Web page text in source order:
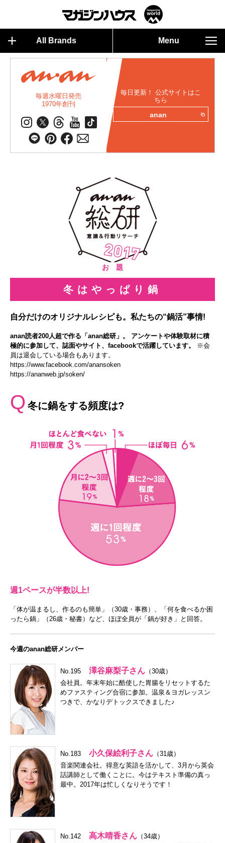
All Brands Menu
毎週水曜日発売
1970年創刊
毎日更新！ 公式サイトはこ
ちら
anan
お 題
冬はやっぱり鍋
自分だけのオリジナルレシピも。私たちの“鍋活”事情!
anan読者200人超で作る「anan総研」。 アンケートや体験取材に積
極的に参加して、誌面やサイト、facebookで活躍しています。
※会
員は退会している場合もあります。
https://www.facebook.com/anansoken
https://ananweb.jp/soken/
Q 冬に鍋をする頻度は?
週1ペースが半数以上!
「体が温まるし、作るのも簡単」（30歳・事務）、「何を食べるか困
ったら鍋」（26歳・秘書）など、ほぼ全員が「鍋が好き」と回答。
今週のanan総研メンバー
No.195 澤谷麻梨子さん （30歳）
会社員。年末年始に酷使した胃腸をリセットするた
めファスティング合宿に参加。温泉＆ヨガレッスン
つきで、かなりデトックスできました♪
No.183 小久保絵利子さん （31歳）
音楽関連会社。得意な英語を活かして、3月から英会
話講師として働くことに。今はテキスト準備の真っ
最中。2017年は忙しくなりそうです！
No.142 高木晴香さん （34歳）